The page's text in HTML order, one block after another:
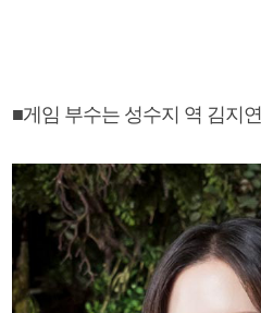
■게임 부수는 성수지 역 김지연